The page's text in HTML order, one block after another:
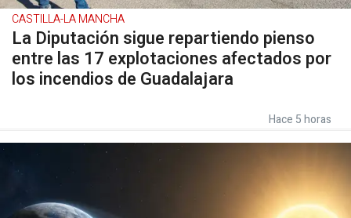
CASTILLA-LA MANCHA
La Diputación sigue repartiendo pienso
entre las 17 explotaciones afectados por
los incendios de Guadalajara
Hace 5 horas